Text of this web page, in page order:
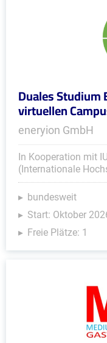
Duales Studium
virtuellen
eneryion GmbH
In Kooperation mit
(Internationale
bundesweit
Start: Oktober
Freie Plätze: 1